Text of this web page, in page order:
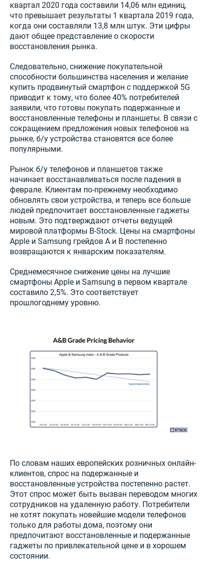
квартал 2020 года составили 14,06 млн единиц,
что превышает результаты 1 квартала 2019 года,
когда они составляли 13,8 млн штук. Эти цифры
дают общее представление о скорости
восстановления рынка.
Следовательно, снижение покупательной
способности большинства населения и желание
купить продвинутый смартфон с поддержкой 5G
приводит к тому, что более 40% потребителей
заявили, что готовы покупать подержанные и
восстановленные телефоны и планшеты. В связи с
сокращением предложения новых телефонов на
рынке, б/у устройства становятся все более
популярными.
Рынок б/у телефонов и планшетов также
начинает восстанавливаться после падения в
феврале. Клиентам по-прежнему необходимо
обновлять свои устройства, и теперь все больше
людей предпочитает восстановленные гаджеты
новым. Это подтверждают отчеты ведущей
мировой платформы B-Stock. Цены на смартфоны
Apple и Samsung грейдов A и B постепенно
возвращаются к январским показателям.
Среднемесячное снижение цены на лучшие
смартфоны Apple и Samsung в первом квартале
составило 2,5%. Это соответствует
прошлогоднему уровню.
По словам наших европейских розничных онлайн-
клиентов, спрос на подержанные и
восстановленные устройства постепенно растет.
Этот спрос может быть вызван переводом многих
сотрудников на удаленную работу. Потребители
не хотят покупать новейшие модели телефонов
только для работы дома, поэтому они
предпочитают восстановленные и подержанные
гаджеты по привлекательной цене и в хорошем
состоянии.